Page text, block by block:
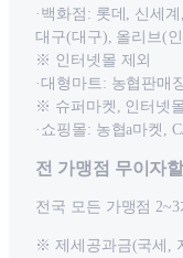
·백화점: 롯데, 신세
대구(대구), 올리브(
※ 인터넷몰 제외
·대형마트: 농협판매
※ 슈퍼마켓, 인터넷
·쇼핑몰: 농협a마켓,
전 가맹점 무이자
전국 모든 가맹점
※ 제세공과금(국세,